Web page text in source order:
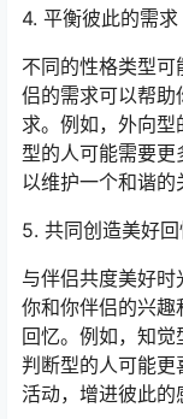
4. 平衡彼此的需求
不同的性格类型
侣的需求可以帮助
求。例如，外向
型的人可能需要更
以维护一个和谐的
5. 共同创造美好回
与伴侣共度美好
你和你伴侣的兴趣
回忆。例如，知
判断型的人可能更
活动，增进彼此的